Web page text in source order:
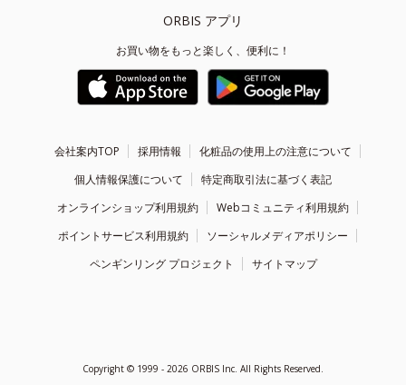
ORBIS アプリ
お買い物をもっと楽しく、便利に！
会社案内TOP 採用情報
化粧品の使用上の注意について
個人情報保護について
特定商取引法に基づく表記
オンラインショップ利用規約
Webコミュニティ利用規約
ポイントサービス利用規約
ソーシャルメディアポリシー
ペンギンリング プロジェクト
サイトマップ
Copyright © 1999 - 2026 ORBIS Inc. All Rights Reserved.